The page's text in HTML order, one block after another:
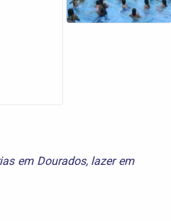
em Dourados, lazer em